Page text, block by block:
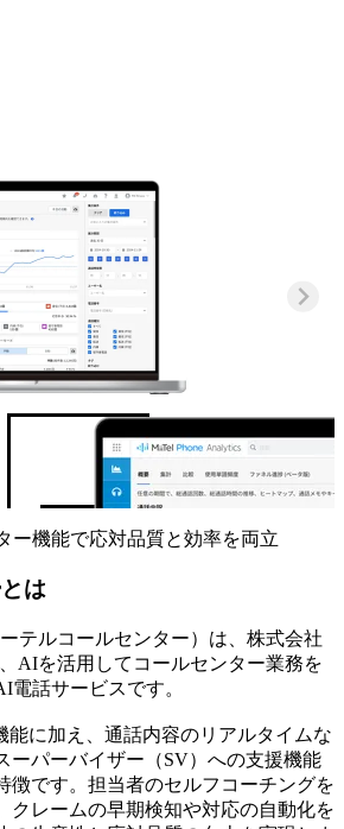
ー機能で応対品質と効率を両立
は
テルコールセンター）は、株式会社
AIを活用してコールセンター業務を
話サービスです。
能に加え、通話内容のリアルタイムな
ーパーバイザー（SV）への支援機能
徴です。担当者のセルフコーチングを
クレームの早期検知や対応の自動化を